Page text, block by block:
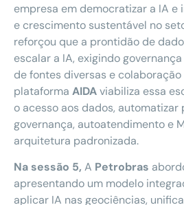
empresa em democratizar a IA e
e crescimento sustentável no
reforçou que a prontidão de
escalar a IA, exigindo
de fontes diversas e colaboração
plataforma AIDAviabiliza essa
o acesso aos dados,
governança, autoatendimento e
arquitetura padronizada.
Na sessão 5, A Petrobras
apresentando um modelo
aplicar IA nas geociências,